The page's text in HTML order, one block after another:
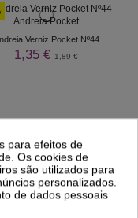
Verniz Pocket Nº44
1,35 € 1,89 €
para efeitos de
Os cookies de
são utilizados para
personalizados.
de dados pessoais